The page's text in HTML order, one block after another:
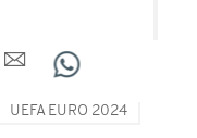
UEFA EURO 2024